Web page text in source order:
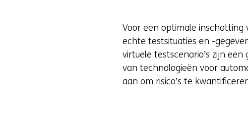
Voor een optimale inschatting
echte testsituaties en -
virtuele testscenario’s zijn
van technologieën voor
aan om risico’s te